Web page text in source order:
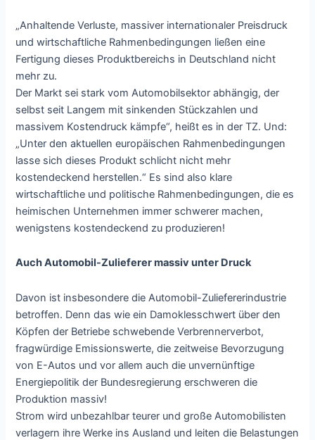
„Anhaltende Verluste, massiver internationaler Preisdruck
und wirtschaftliche Rahmenbedingungen ließen eine
Fertigung dieses Produktbereichs in Deutschland nicht
mehr zu.
Der Markt sei stark vom Automobilsektor abhängig, der
selbst seit Langem mit sinkenden Stückzahlen und
massivem Kostendruck kämpfe“, heißt es in der TZ. Und:
„Unter den aktuellen europäischen Rahmenbedingungen
lasse sich dieses Produkt schlicht nicht mehr
kostendeckend herstellen.“ Es sind also klare
wirtschaftliche und politische Rahmenbedingungen, die es
heimischen Unternehmen immer schwerer machen,
wenigstens kostendeckend zu produzieren!
Auch Automobil-Zulieferer massiv unter Druck
Davon ist insbesondere die Automobil-Zuliefererindustrie
betroffen. Denn das wie ein Damoklesschwert über den
Köpfen der Betriebe schwebende Verbrennerverbot,
fragwürdige Emissionswerte, die zeitweise Bevorzugung
von E-Autos und vor allem auch die unvernünftige
Energiepolitik der Bundesregierung erschweren die
Produktion massiv!
Strom wird unbezahlbar teurer und große Automobilisten
verlagern ihre Werke ins Ausland und leiten die Belastungen